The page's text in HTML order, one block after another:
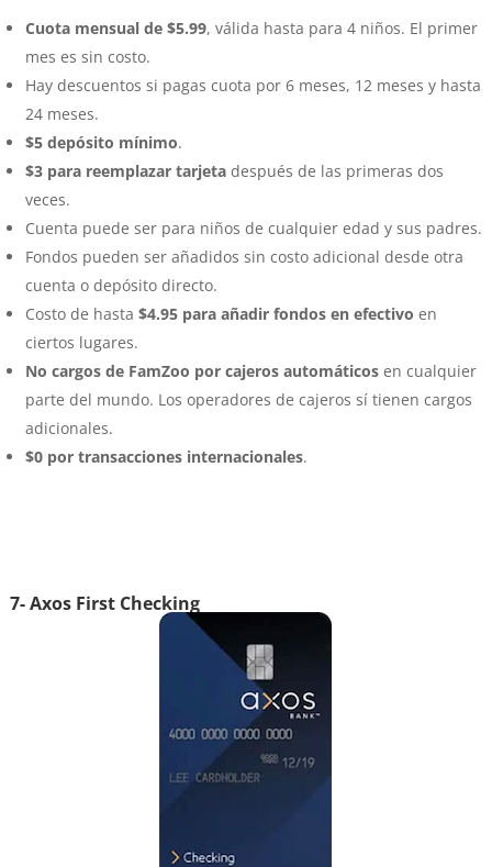
Cuota mensual de $5.99, válida hasta para 4 niños. El primer
mes es sin costo.
Hay descuentos si pagas cuota por 6 meses, 12 meses y hasta
24 meses.
$5 depósito mínimo.
$3 para reemplazar tarjetadespués de las primeras dos
veces.
Cuenta puede ser para niños de cualquier edad y sus padres.
Fondos pueden ser añadidos sin costo adicional desde otra
cuenta o depósito directo.
Costo de hasta $4.95 para añadir fondos en efectivo en
ciertos lugares.
No cargos de FamZoo por cajeros automáticosen cualquier
parte del mundo. Los operadores de cajeros sí tienen cargos
adicionales.
$0 por transacciones internacionales.
7- Axos First Checking